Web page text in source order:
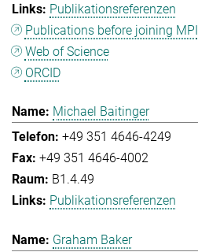
Publikationsreferenzen
Publications before joining MPI
Web of Science
ORCID
Michael Baitinger
+49 351 4646-4249
+49 351 4646-4002
B1.4.49
Publikationsreferenzen
Graham Baker